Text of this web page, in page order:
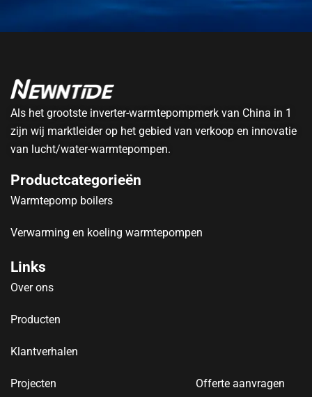
Als het grootste inverter-warmtepompmerk van China in 1
zijn wij marktleider op het gebied van verkoop en innovatie
van lucht/water-warmtepompen.
Productcategorieën
Warmtepomp boilers
Verwarming en koeling warmtepompen
Links
Over ons
Producten
Klantverhalen
Projecten Offerte aanvragen